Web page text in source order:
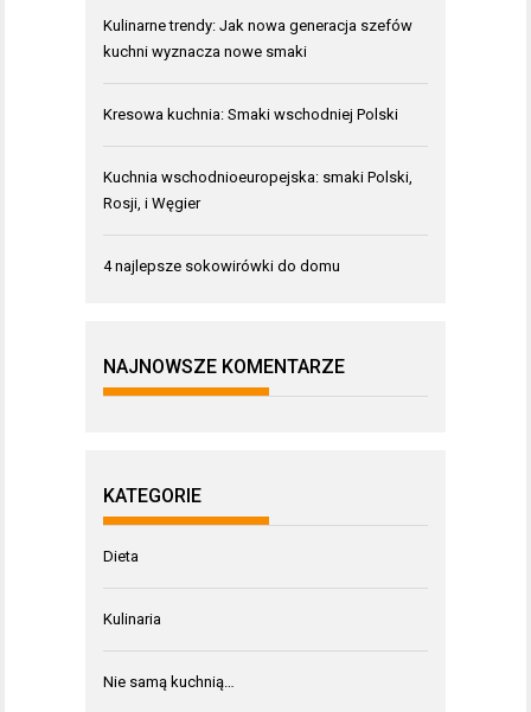
Kulinarne trendy: Jak nowa generacja szefów
kuchni wyznacza nowe smaki
Kresowa kuchnia: Smaki wschodniej Polski
Kuchnia wschodnioeuropejska: smaki Polski,
Rosji, i Węgier
4 najlepsze sokowirówki do domu
NAJNOWSZE KOMENTARZE
KATEGORIE
Dieta
Kulinaria
Nie samą kuchnią…